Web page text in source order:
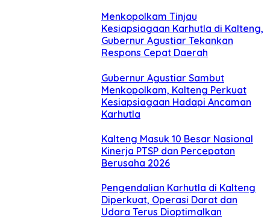
Menkopolkam Tinjau
Kesiapsiagaan Karhutla di Kalteng,
Gubernur Agustiar Tekankan
Respons Cepat Daerah
Gubernur Agustiar Sambut
Menkopolkam, Kalteng Perkuat
Kesiapsiagaan Hadapi Ancaman
Karhutla
Kalteng Masuk 10 Besar Nasional
Kinerja PTSP dan Percepatan
Berusaha 2026
Pengendalian Karhutla di Kalteng
Diperkuat, Operasi Darat dan
Udara Terus Dioptimalkan